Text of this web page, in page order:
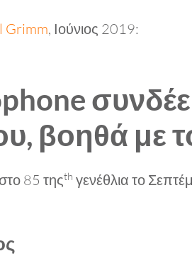
Grimm, Ιούνιος 2019:
βοηθά με
85 τηςth γενέθλια το